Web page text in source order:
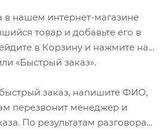
объём колодки даёт
тёплые носки. Удобная
верхней части обуви плотно
с липучкой
и шнурки, и обувь.
в нашем интернет-магазине
товар и добавьте его в
в Корзину и нажмите на
«Быстрый заказ».
заказ, напишите ФИО,
перезвонит менеджер и
По результатам разговора